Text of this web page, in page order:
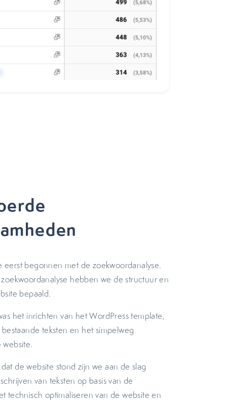
eerst begonnen met de zoekwoordanalyse.
hebben we de structuur en
bepaald.
het inrichten van het WordPress template,
teksten en het simpelweg
de website stond zijn we aan de slag
van teksten op basis van de
technisch optimaliseren van de website en